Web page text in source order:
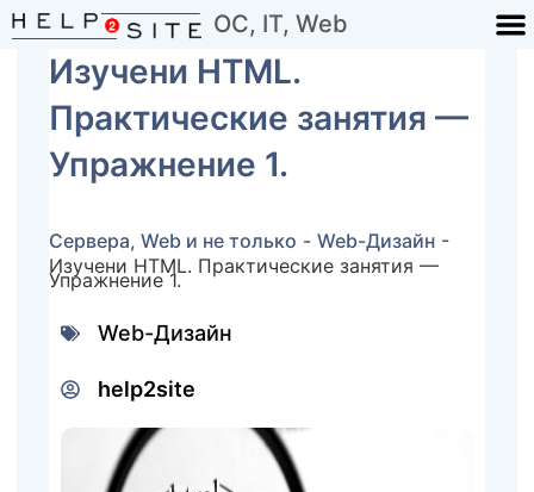
ОС, IT, Web
Изучени HTML.
Практические занятия —
Упражнение 1.
Сервера, Web и не только - Web-Дизайн-
Изучени HTML. Практические занятия —
Упражнение 1.
Web-Дизайн
help2site